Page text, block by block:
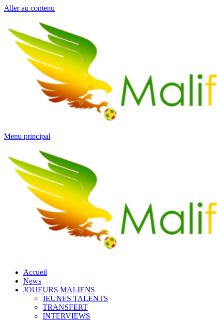
Aller au contenu
Menu principal
Accueil
News
JOUEURS MALIENS
JEUNES TALENTS
TRANSFERT
INTERVIEWS